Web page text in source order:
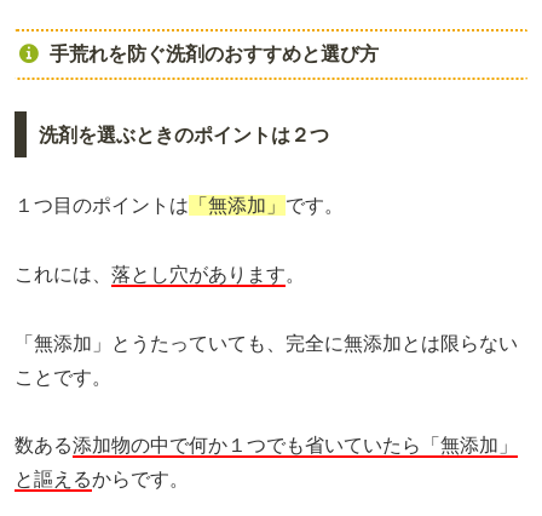
手荒れを防ぐ洗剤のおすすめと選び方
洗剤を選ぶときのポイントは２つ
１つ目のポイントは 「無添加」 です。
これには、 落とし穴があります。
「無添加」とうたっていても、完全に無添加とは限らない
ことです。
数ある添加物の中で何か１つでも省いていたら「無添加」
と謳えるからです。